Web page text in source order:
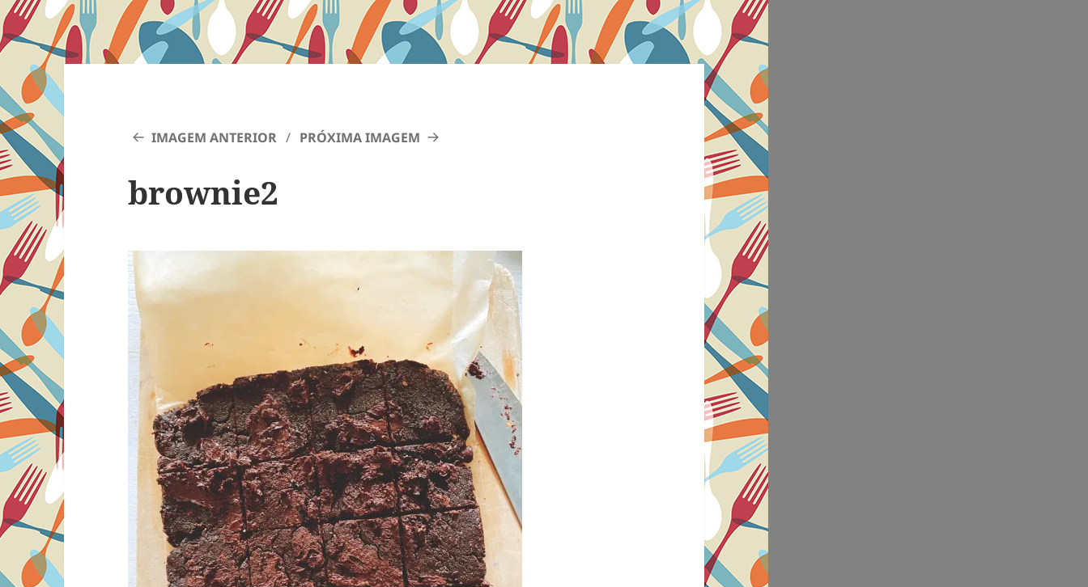
IMAGEM ANTERIOR PRÓXIMA IMAGEM
brownie2